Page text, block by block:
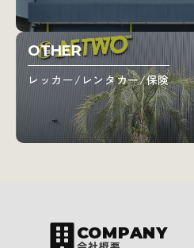
OTHER
レッカー/レンタカー/保険
COMPANY